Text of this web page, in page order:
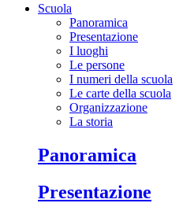
Scuola
Panoramica
Presentazione
I luoghi
Le persone
I numeri della scuola
Le carte della scuola
Organizzazione
La storia
Panoramica
Presentazione